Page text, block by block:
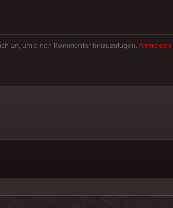
an, um einen Kommentar hinzuzufügen. Anmelden